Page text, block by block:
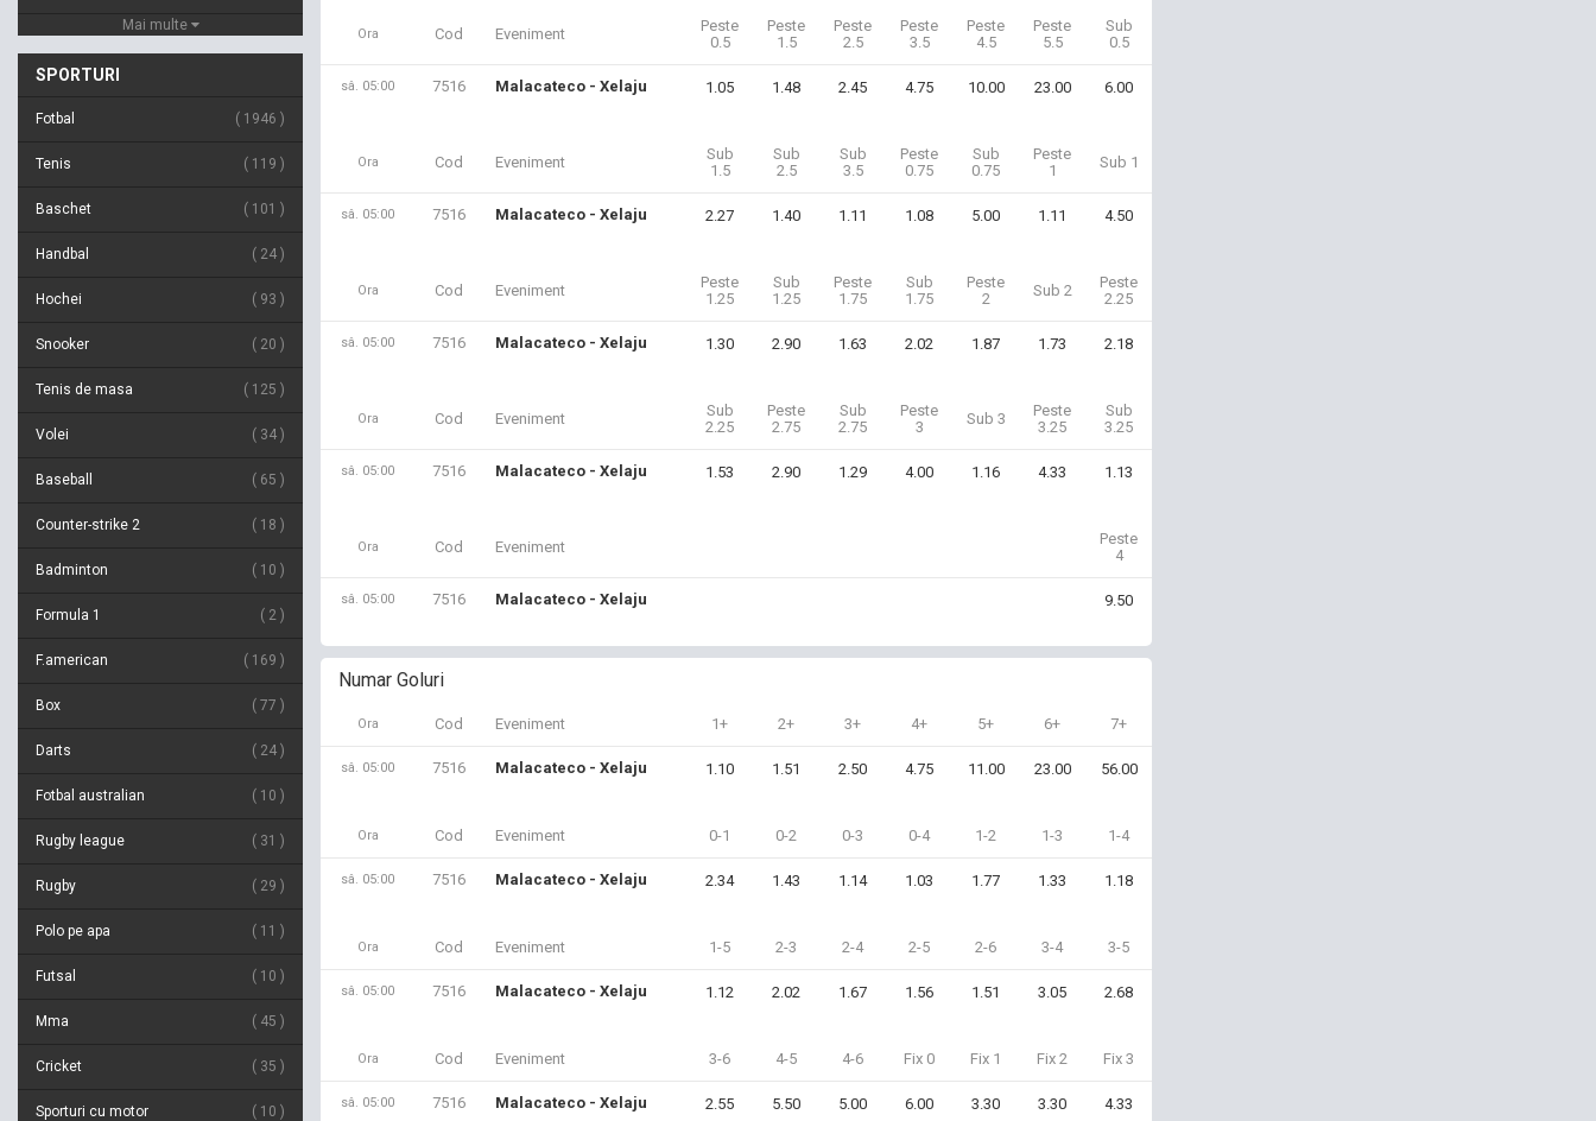
Mai multe
SPORTURI
Fotbal 1946
Tenis 119
Baschet 101
Handbal 24
Hochei 93
Snooker 20
Tenis de masa 125
Volei 34
Baseball 65
Counter-strike 2 18
Badminton 10
Formula 1 2
F.american 169
Box 77
Darts 24
Fotbal australian 10
Rugby league 31
Rugby 29
Polo pe apa 11
Futsal 10
Mma 45
Cricket 35
Sporturi cu motor 10
Ora Cod Eveniment
Peste
0.5
Peste
1.5
Peste
2.5
Peste
3.5
Peste
4.5
Peste
5.5
Sub
0.5
sâ. 05:00 7516 Malacateco - Xelaju 1.05 1.48 2.45 4.75 10.00 23.00 6.00
Ora Cod Eveniment
Sub
1.5
Sub
2.5
Sub
3.5
Peste
0.75
Sub
0.75
Peste
1
Sub 1
sâ. 05:00 7516 Malacateco - Xelaju 2.27 1.40 1.11 1.08 5.00 1.11 4.50
Ora Cod Eveniment
Peste
1.25
Sub
1.25
Peste
1.75
Sub
1.75
Peste
2
Sub 2
Peste
2.25
sâ. 05:00 7516 Malacateco - Xelaju 1.30 2.90 1.63 2.02 1.87 1.73 2.18
Ora Cod Eveniment
Sub
2.25
Peste
2.75
Sub
2.75
Peste
3
Sub 3
Peste
3.25
Sub
3.25
sâ. 05:00 7516 Malacateco - Xelaju 1.53 2.90 1.29 4.00 1.16 4.33 1.13
Ora Cod Eveniment
Peste
4
sâ. 05:00 7516 Malacateco - Xelaju 9.50
Numar Goluri
Ora Cod Eveniment 1+ 2+ 3+ 4+ 5+ 6+ 7+
sâ. 05:00 7516 Malacateco - Xelaju 1.10 1.51 2.50 4.75 11.00 23.00 56.00
Ora Cod Eveniment 0-1 0-2 0-3 0-4 1-2 1-3 1-4
sâ. 05:00 7516 Malacateco - Xelaju 2.34 1.43 1.14 1.03 1.77 1.33 1.18
Ora Cod Eveniment 1-5 2-3 2-4 2-5 2-6 3-4 3-5
sâ. 05:00 7516 Malacateco - Xelaju 1.12 2.02 1.67 1.56 1.51 3.05 2.68
Ora Cod Eveniment 3-6 4-5 4-6 Fix 0 Fix 1 Fix 2 Fix 3
sâ. 05:00 7516 Malacateco - Xelaju 2.55 5.50 5.00 6.00 3.30 3.30 4.33